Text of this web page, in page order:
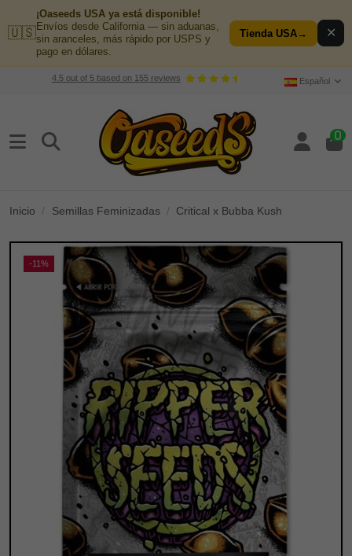
🇺🇸
¡Oaseeds USA ya está disponible!
Envíos desde California — sin aduanas,
sin aranceles, más rápido por USPS y
pago en dólares.
Tienda USA→ ✕
4.5out of 5based on 155reviews Español
0
Inicio Semillas Feminizadas Critical x Bubba Kush
-11%